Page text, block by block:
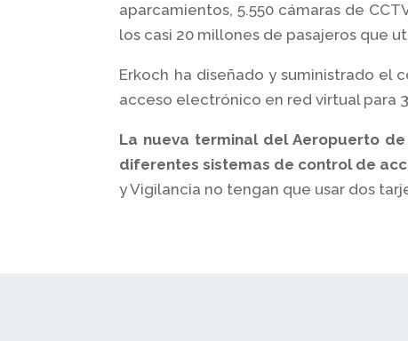
aparcamientos, 5.550 cámaras de
los casi 20 millones de pasajeros que
Erkoch ha diseñado y suministrado el
acceso electrónico en red virtual para
La nueva terminal del Aeropuerto
diferentes sistemas de control de
y Vigilancia no tengan que usar dos